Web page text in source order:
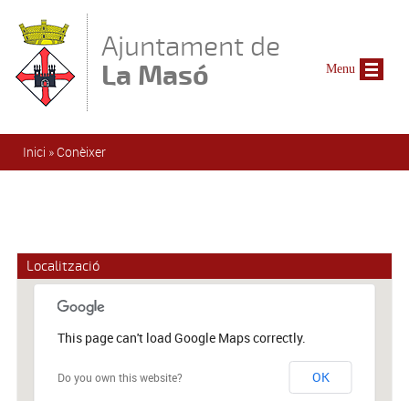
Ajuntament de
La Masó
Esteu aquí
Inici » Conèixer
Localització
This page can't load Google Maps correctly.
Do you own this website? OK
Menu